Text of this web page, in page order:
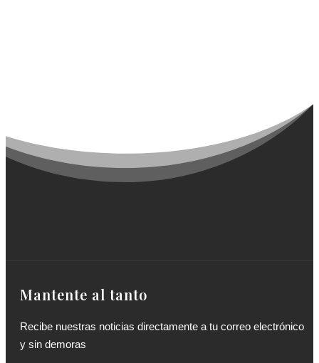
Mantente al tanto
Recibe nuestras noticias directamente a tu correo electrónico
y sin demoras